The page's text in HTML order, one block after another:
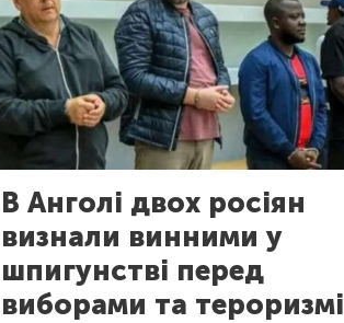
В Анголі двох росіян
визнали винними у
шпигунстві перед
виборами та тероризмі